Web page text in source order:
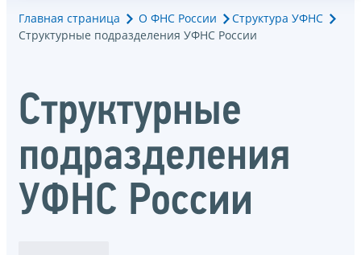
Главная страница О ФНС России
Структура УФНС
Структурные подразделения УФНС России
Структурные
подразделения
УФНС России